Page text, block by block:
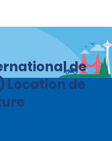
de
Location de